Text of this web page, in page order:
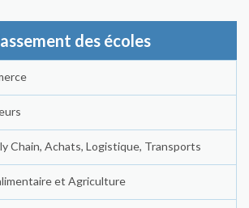
des écoles
Chain, Achats, Logistique, Transports
et Agriculture